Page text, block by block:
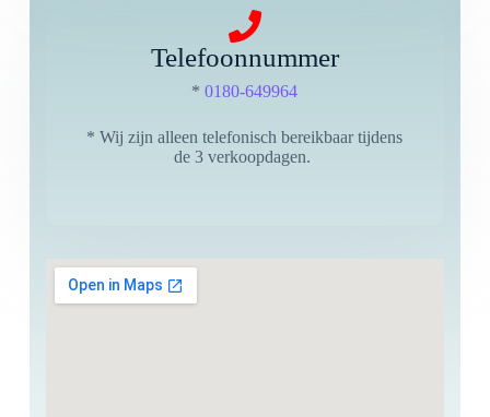
Telefoonnummer
*0180-649964
* Wij zijn alleen telefonisch bereikbaar tijdens
de 3 verkoopdagen.